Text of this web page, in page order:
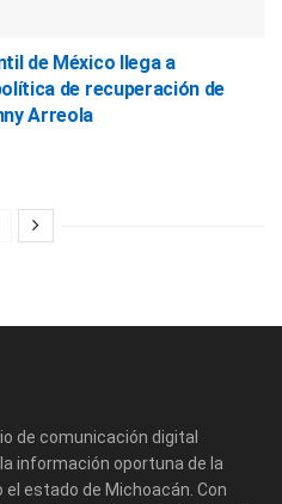
de México llega a
de recuperación de
Arreola
de comunicación digital
información oportuna de la
estado de Michoacán. Con